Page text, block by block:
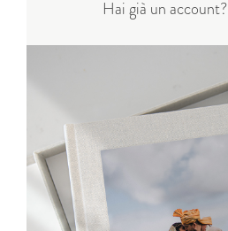
Hai già un account?